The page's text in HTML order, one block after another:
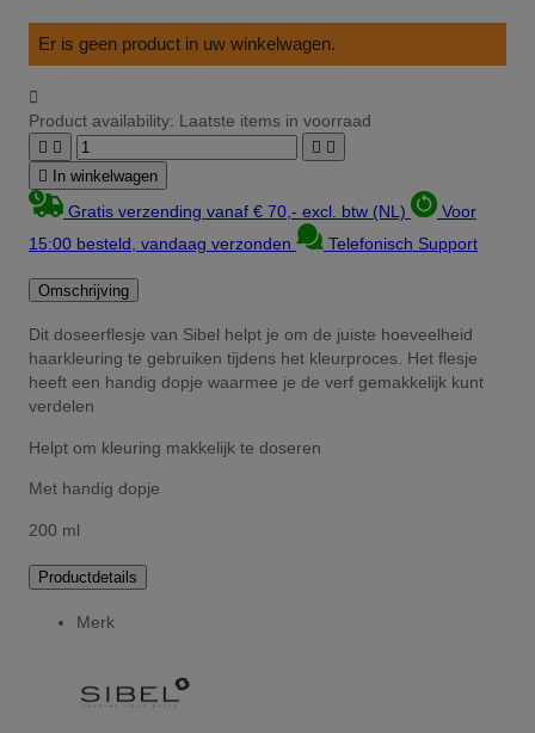
Er is geen product in uw winkelwagen.

Product availability: Laatste items in voorraad
   
 In winkelwagen
Gratis verzending vanaf € 70,- excl. btw (NL)
Voor
15:00 besteld, vandaag verzonden
Telefonisch Support
Omschrijving
Dit doseerflesje van Sibel helpt je om de juiste hoeveelheid
haarkleuring te gebruiken tijdens het kleurproces. Het flesje
heeft een handig dopje waarmee je de verf gemakkelijk kunt
verdelen
Helpt om kleuring makkelijk te doseren
Met handig dopje
200 ml
Productdetails
Merk